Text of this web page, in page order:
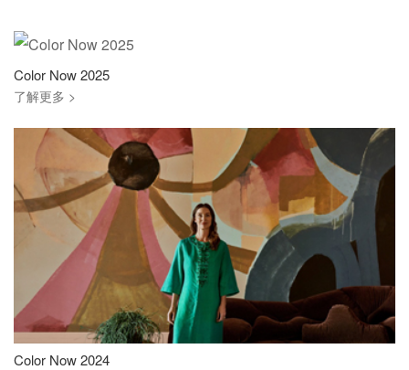
Color Now 2025
了解更多 >
Color Now 2024